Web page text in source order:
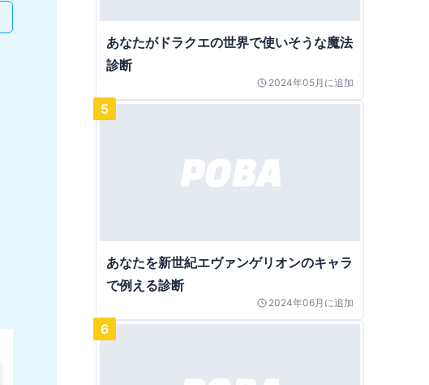
あなたがドラクエの世界で使いそうな魔法
診断
2024年05月 に追加
5
あなたを新世紀エヴァンゲリオンのキャラ
で例える診断
2024年06月 に追加
6